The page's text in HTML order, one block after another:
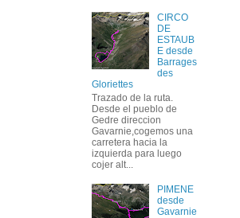
CIRCO
DE
ESTAUB
E desde
Barrages
des
Gloriettes
Trazado de la ruta.
Desde el pueblo de
Gedre direccion
Gavarnie,cogemos una
carretera hacia la
izquierda para luego
cojer alt...
PIMENE
desde
Gavarnie